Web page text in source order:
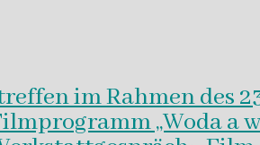
im Rahmen des
„Woda a